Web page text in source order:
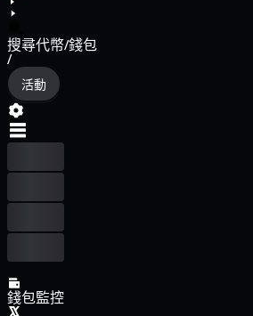
搜尋代幣/錢包
/
活動
錢包監控